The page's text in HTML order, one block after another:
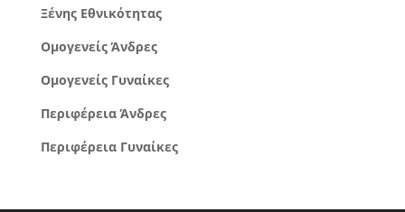
Ξένης Εθνικότητας
Ομογενείς Άνδρες
Ομογενείς Γυναίκες
Περιφέρεια Άνδρες
Περιφέρεια Γυναίκες